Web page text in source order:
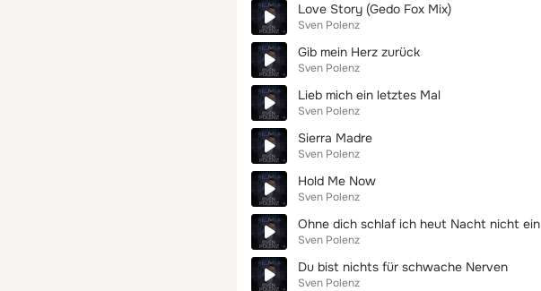
Love Story (Gedo Fox Mix)
Sven Polenz
Gib mein Herz zurück
Sven Polenz
Lieb mich ein letztes Mal
Sven Polenz
Sierra Madre
Sven Polenz
Hold Me Now
Sven Polenz
Ohne dich schlaf ich heut Nacht nicht ein
Sven Polenz
Du bist nichts für schwache Nerven
Sven Polenz